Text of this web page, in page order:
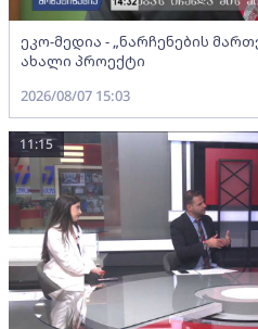
ეკო-მედია - „ნარჩენების
ახალი პროექტი
2026/08/07 15:03
11:15